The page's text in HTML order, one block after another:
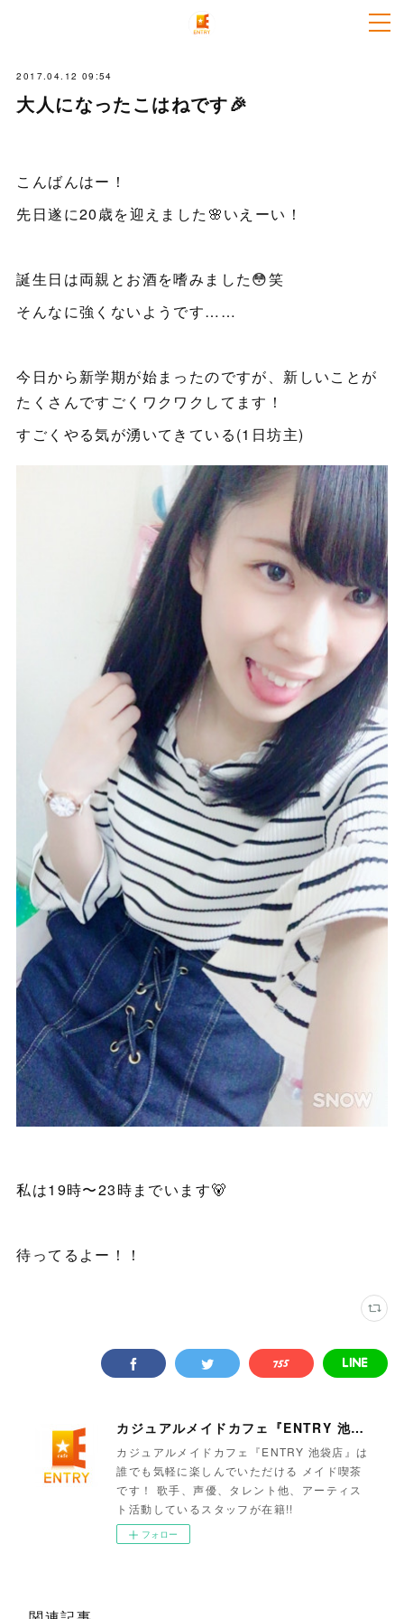
2017.04.12 09:54
大人になったこはねです🎉
こんばんはー！
先日遂に20歳を迎えました🌸いえーい！
誕生日は両親とお酒を嗜みました😳笑
そんなに強くないようです……
今日から新学期が始まったのですが、新しいことが
たくさんですごくワクワクしてます！
すごくやる気が湧いてきている(1日坊主)
私は19時〜23時までいます🐻
待ってるよー！！
カジュアルメイドカフェ『ENTRY 池袋店』
カジュアルメイドカフェ『ENTRY 池袋店』は
誰でも気軽に楽しんでいただける メイド喫茶
です！ 歌手、声優、タレント他、アーティス
ト活動しているスタッフが在籍!!
フォロー